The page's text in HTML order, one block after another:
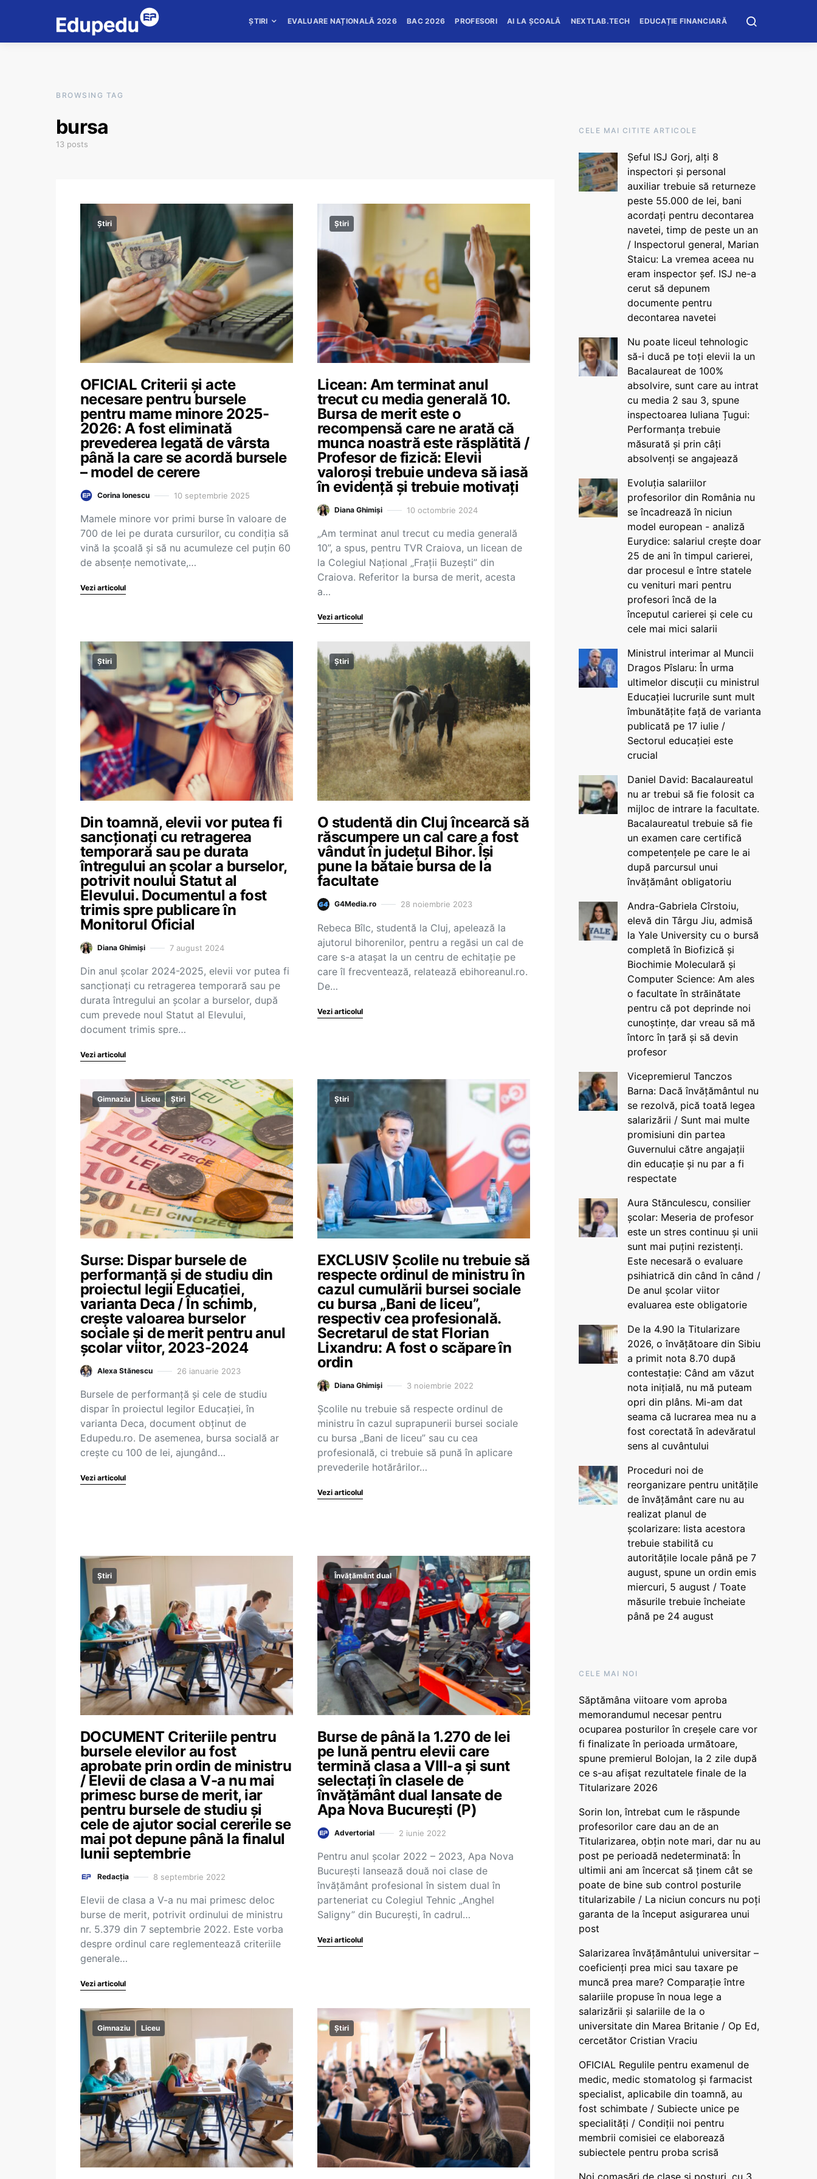
ȘTIRI EVALUARE NAȚIONALĂ 2026 BAC 2026 PROFESORI AI LA ȘCOALĂ NEXTLAB.TECH EDUCAȚIE FINANCIARĂ
BROWSING TAG
bursa
13 posts
Știri
OFICIAL Criterii și acte
necesare pentru bursele
pentru mame minore 2025-
2026: A fost eliminată
prevederea legată de vârsta
până la care se acordă bursele
– model de cerere
Corina Ionescu 10 septembrie 2025
Mamele minore vor primi burse în valoare de
700 de lei pe durata cursurilor, cu condiția să
vină la școală și să nu acumuleze cel puțin 60
de absențe nemotivate,…
Vezi articolul
Știri
Licean: Am terminat anul
trecut cu media generală 10.
Bursa de merit este o
recompensă care ne arată că
munca noastră este răsplătită /
Profesor de fizică: Elevii
valoroși trebuie undeva să iasă
în evidență și trebuie motivați
Diana Ghimiși 10 octombrie 2024
„Am terminat anul trecut cu media generală
10”, a spus, pentru TVR Craiova, un licean de
la Colegiul Național „Frații Buzești” din
Craiova. Referitor la bursa de merit, acesta
a…
Vezi articolul
Știri
Din toamnă, elevii vor putea fi
sancționați cu retragerea
temporară sau pe durata
întregului an școlar a burselor,
potrivit noului Statut al
Elevului. Documentul a fost
trimis spre publicare în
Monitorul Oficial
Diana Ghimiși 7 august 2024
Din anul școlar 2024-2025, elevii vor putea fi
sancționați cu retragerea temporară sau pe
durata întregului an școlar a burselor, după
cum prevede noul Statut al Elevului,
document trimis spre…
Vezi articolul
Știri
O studentă din Cluj încearcă să
răscumpere un cal care a fost
vândut în județul Bihor. Își
pune la bătaie bursa de la
facultate
G4Media.ro 28 noiembrie 2023
Rebeca Bîlc, studentă la Cluj, apelează la
ajutorul bihorenilor, pentru a regăsi un cal de
care s-a atașat la un centru de echitație pe
care îl frecventează, relatează ebihoreanul.ro.
De…
Vezi articolul
Gimnaziu Liceu Știri
Surse: Dispar bursele de
performanță și de studiu din
proiectul legii Educației,
varianta Deca / În schimb,
crește valoarea burselor
sociale și de merit pentru anul
școlar viitor, 2023-2024
Alexa Stănescu 26 ianuarie 2023
Bursele de performanță și cele de studiu
dispar în proiectul legilor Educației, în
varianta Deca, document obținut de
Edupedu.ro. De asemenea, bursa socială ar
crește cu 100 de lei, ajungând…
Vezi articolul
Știri
EXCLUSIV Școlile nu trebuie să
respecte ordinul de ministru în
cazul cumulării bursei sociale
cu bursa „Bani de liceu”,
respectiv cea profesională.
Secretarul de stat Florian
Lixandru: A fost o scăpare în
ordin
Diana Ghimiși 3 noiembrie 2022
Școlile nu trebuie să respecte ordinul de
ministru în cazul suprapunerii bursei sociale
cu bursa „Bani de liceu” sau cu cea
profesională, ci trebuie să pună în aplicare
prevederile hotărârilor…
Vezi articolul
Știri
DOCUMENT Criteriile pentru
bursele elevilor au fost
aprobate prin ordin de ministru
/ Elevii de clasa a V-a nu mai
primesc burse de merit, iar
pentru bursele de studiu și
cele de ajutor social cererile se
mai pot depune până la finalul
lunii septembrie
Redacția 8 septembrie 2022
Elevii de clasa a V-a nu mai primesc deloc
burse de merit, potrivit ordinului de ministru
nr. 5.379 din 7 septembrie 2022. Este vorba
despre ordinul care reglementează criteriile
generale…
Vezi articolul
Învățământ dual
Burse de până la 1.270 de lei
pe lună pentru elevii care
termină clasa a VIII-a și sunt
selectați în clasele de
învățământ dual lansate de
Apa Nova București (P)
Advertorial 2 iunie 2022
Pentru anul școlar 2022 – 2023, Apa Nova
București lansează două noi clase de
învățământ profesional în sistem dual în
parteneriat cu Colegiul Tehnic „Anghel
Saligny” din București, în cadrul…
Vezi articolul
Gimnaziu Liceu Știri
CELE MAI CITITE ARTICOLE
Șeful ISJ Gorj, alți 8
inspectori și personal
auxiliar trebuie să returneze
peste 55.000 de lei, bani
acordați pentru decontarea
navetei, timp de peste un an
/ Inspectorul general, Marian
Staicu: La vremea aceea nu
eram inspector șef. ISJ ne-a
cerut să depunem
documente pentru
decontarea navetei
Nu poate liceul tehnologic
să-i ducă pe toți elevii la un
Bacalaureat de 100%
absolvire, sunt care au intrat
cu media 2 sau 3, spune
inspectoarea Iuliana Țugui:
Performanța trebuie
măsurată și prin câți
absolvenți se angajează
Evoluția salariilor
profesorilor din România nu
se încadrează în niciun
model european - analiză
Eurydice: salariul crește doar
25 de ani în timpul carierei,
dar procesul e între statele
cu venituri mari pentru
profesori încă de la
începutul carierei și cele cu
cele mai mici salarii
Ministrul interimar al Muncii
Dragos Pîslaru: În urma
ultimelor discuții cu ministrul
Educației lucrurile sunt mult
îmbunătățite față de varianta
publicată pe 17 iulie /
Sectorul educației este
crucial
Daniel David: Bacalaureatul
nu ar trebui să fie folosit ca
mijloc de intrare la facultate.
Bacalaureatul trebuie să fie
un examen care certifică
competențele pe care le ai
după parcursul unui
învățământ obligatoriu
Andra-Gabriela Cîrstoiu,
elevă din Târgu Jiu, admisă
la Yale University cu o bursă
completă în Biofizică și
Biochimie Moleculară și
Computer Science: Am ales
o facultate în străinătate
pentru că pot deprinde noi
cunoștințe, dar vreau să mă
întorc în țară și să devin
profesor
Vicepremierul Tanczos
Barna: Dacă învățământul nu
se rezolvă, pică toată legea
salarizării / Sunt mai multe
promisiuni din partea
Guvernului către angajații
din educație și nu par a fi
respectate
Aura Stănculescu, consilier
școlar: Meseria de profesor
este un stres continuu și unii
sunt mai puțini rezistenți.
Este necesară o evaluare
psihiatrică din când în când /
De anul școlar viitor
evaluarea este obligatorie
De la 4.90 la Titularizare
2026, o învățătoare din Sibiu
a primit nota 8.70 după
contestație: Când am văzut
nota inițială, nu mă puteam
opri din plâns. Mi-am dat
seama că lucrarea mea nu a
fost corectată în adevăratul
sens al cuvântului
Proceduri noi de
reorganizare pentru unitățile
de învățământ care nu au
realizat planul de
școlarizare: lista acestora
trebuie stabilită cu
autoritățile locale până pe 7
august, spune un ordin emis
miercuri, 5 august / Toate
măsurile trebuie încheiate
până pe 24 august
CELE MAI NOI
Săptămâna viitoare vom aproba
memorandumul necesar pentru
ocuparea posturilor în creșele care vor
fi finalizate în perioada următoare,
spune premierul Bolojan, la 2 zile după
ce s-au afișat rezultatele finale de la
Titularizare 2026
Sorin Ion, întrebat cum le răspunde
profesorilor care dau an de an
Titularizarea, obțin note mari, dar nu au
post pe perioadă nedeterminată: În
ultimii ani am încercat să ținem cât se
poate de bine sub control posturile
titularizabile / La niciun concurs nu poți
garanta de la început asigurarea unui
post
Salarizarea învățământului universitar –
coeficienți prea mici sau taxare pe
muncă prea mare? Comparație între
salariile propuse în noua lege a
salarizării și salariile de la o
universitate din Marea Britanie / Op Ed,
cercetător Cristian Vraciu
OFICIAL Regulile pentru examenul de
medic, medic stomatolog și farmacist
specialist, aplicabile din toamnă, au
fost schimbate / Subiecte unice pe
specialități / Condiții noi pentru
membrii comisiei ce elaborează
subiectele pentru proba scrisă
Noi comasări de clase și posturi, cu 3